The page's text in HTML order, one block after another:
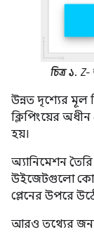
চিত্র ১. Z-
উন্নত দৃশ্যের মূল
ক্লিপিংয়ের
হয়।
অ্যানিমেশন
উইজেটগুলো
প্লেনের উপরে
আরও তথ্যের